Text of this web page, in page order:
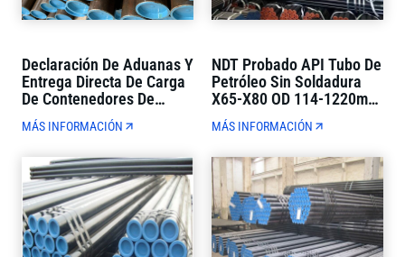
Declaración De Aduanas Y
Entrega Directa De Carga
De Contenedores De
Tubos De Petróleo API De
Comercio Exterior De
MÁS INFORMACIÓN
NDT Probado API Tubo De
Petróleo Sin Soldadura
X65-X80 OD 114-1220mm
Estricto Control De
Calidad
MÁS INFORMACIÓN